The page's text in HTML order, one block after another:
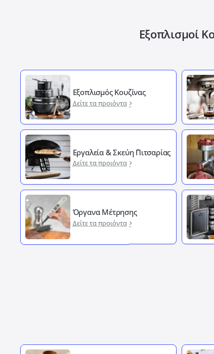
Εξοπλισμοί
Εξοπλισμός Κουζίνας
Δείτε τα προιόντα
Εργαλεία & Σκεύη ΄Πιτσαρίας
Δείτε τα προιόντα
Όργανα Μέτρησης
Δείτε τα προιόντα